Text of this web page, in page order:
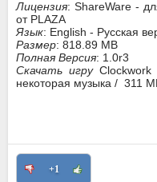
Лицензия: ShareWare -
от PLAZA
Язык: English - Русская
Размер: 818.89 MB
Полная Версия: 1.0r3
Скачать игру
некоторая музыка / 311
+1